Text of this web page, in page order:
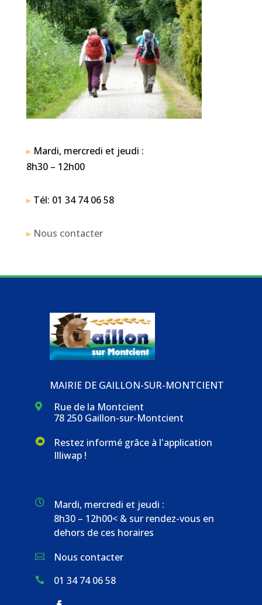
▸Mardi, mercredi et jeudi :
8h30 – 12h00
▸Tél: 01 34 74 06 58
▸ Nous contacter
MAIRIE DE GAILLON-SUR-MONTCIENT

Rue de la Montcient
78 250 Gaillon-sur-Montcient
Restez informé grâce à l'application
Illiwap !

Mardi, mercredi et jeudi :
8h30 – 12h00< & sur rendez-vous en
dehors de ces horaires
 Nous contacter
 01 34 74 06 58